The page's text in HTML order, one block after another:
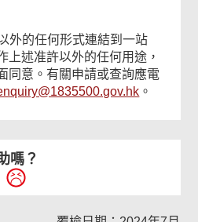
外的任何形式連結到一站
上述准許以外的任何用途，
同意。有關申請或查詢應電
。
嗎？